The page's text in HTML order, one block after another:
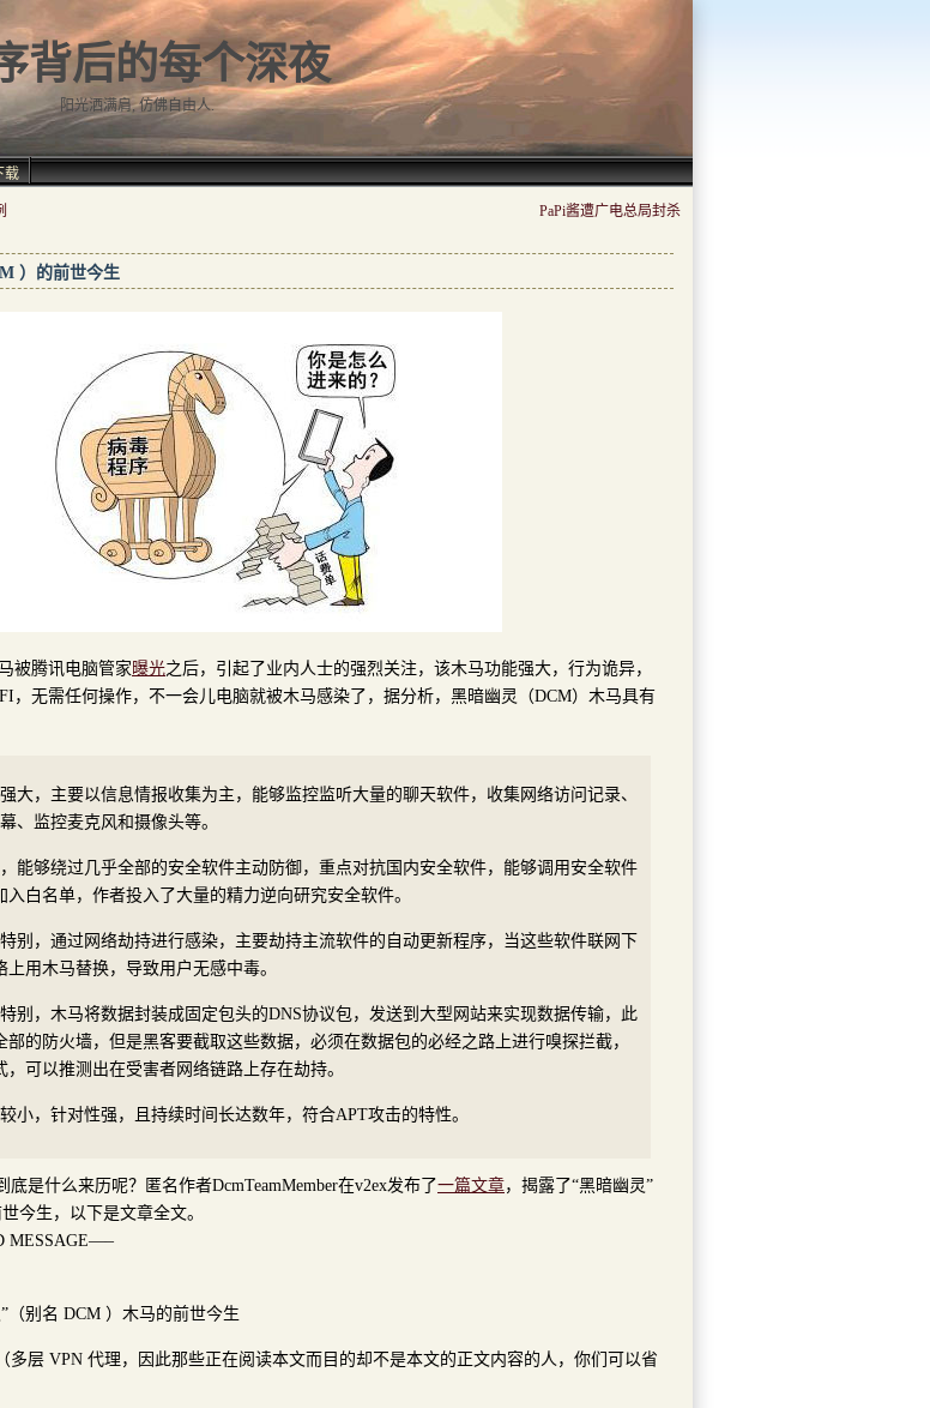
背后的每个深夜
阳光洒满肩, 仿佛自由人.
载
PaPi酱遭广电总局封杀
）的前世今生
被腾讯电脑管家曝光之后，引起了业内人士的强烈关注，该木马功能强大，行为诡异，
，无需任何操作，不一会儿电脑就被木马感染了，据分析，黑暗幽灵（DCM）木马具有
，主要以信息情报收集为主，能够监控监听大量的聊天软件，收集网络访问记录、
、监控麦克风和摄像头等。
能够绕过几乎全部的安全软件主动防御，重点对抗国内安全软件，能够调用安全软件
入白名单，作者投入了大量的精力逆向研究安全软件。
别，通过网络劫持进行感染，主要劫持主流软件的自动更新程序，当这些软件联网下
用木马替换，导致用户无感中毒。
别，木马将数据封装成固定包头的DNS协议包，发送到大型网站来实现数据传输，此
部的防火墙，但是黑客要截取这些数据，必须在数据包的必经之路上进行嗅探拦截，
可以推测出在受害者网络链路上存在劫持。
小，针对性强，且持续时间长达数年，符合APT攻击的特性。
是什么来历呢？匿名作者DcmTeamMember在v2ex发布了一篇文章，揭露了“黑暗幽灵”
今生，以下是文章全文。
MESSAGE—–
（别名 DCM ）木马的前世今生
多层 VPN 代理，因此那些正在阅读本文而目的却不是本文的正文内容的人，你们可以省